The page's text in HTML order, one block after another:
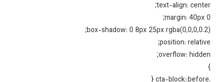
text-align:
margin: 40px
box-shadow: 0 8px 25px
position:
overflow: